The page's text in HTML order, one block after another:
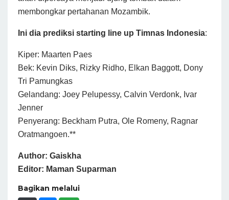
membongkar pertahanan Mozambik.
Ini dia prediksi starting line up Timnas Indonesia:
Kiper: Maarten Paes
Bek: Kevin Diks, Rizky Ridho, Elkan Baggott, Dony
Tri Pamungkas
Gelandang: Joey Pelupessy, Calvin Verdonk, Ivar
Jenner
Penyerang: Beckham Putra, Ole Romeny, Ragnar
Oratmangoen.**
Author: Gaiskha
Editor: Maman Suparman
Bagikan melalui